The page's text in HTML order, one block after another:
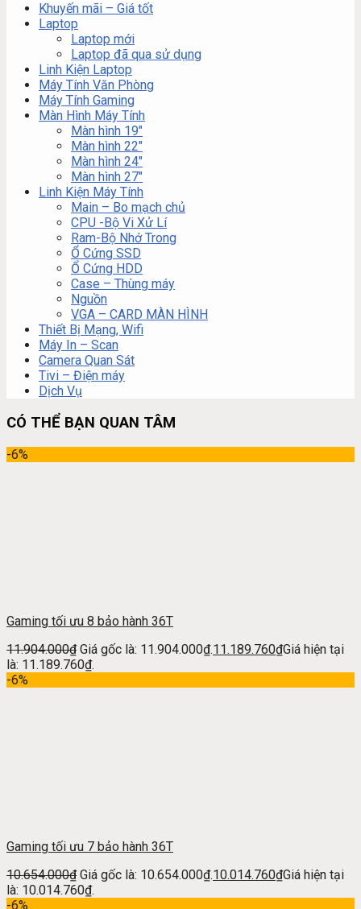
Khuyến mãi – Giá tốt
Laptop
Laptop mới
Laptop đã qua sử dụng
Linh Kiện Laptop
Máy Tính Văn Phòng
Máy Tính Gaming
Màn Hình Máy Tính
Màn hình 19″
Màn hình 22″
Màn hình 24″
Màn hình 27″
Linh Kiện Máy Tính
Main – Bo mạch chủ
CPU -Bộ Vi Xử Lí
Ram-Bộ Nhớ Trong
Ổ Cứng SSD
Ổ Cứng HDD
Case – Thùng máy
Nguồn
VGA – CARD MÀN HÌNH
Thiết Bị Mạng, Wifi
Máy In – Scan
Camera Quan Sát
Tivi – Điện máy
Dịch Vụ
CÓ THỂ BẠN QUAN TÂM
-6%
Gaming tối ưu 8 bảo hành 36T
11.904.000₫ Giá gốc là: 11.904.000₫.11.189.760₫Giá hiện tại
là: 11.189.760₫.
-6%
Gaming tối ưu 7 bảo hành 36T
10.654.000₫ Giá gốc là: 10.654.000₫.10.014.760₫Giá hiện tại
là: 10.014.760₫.
-6%